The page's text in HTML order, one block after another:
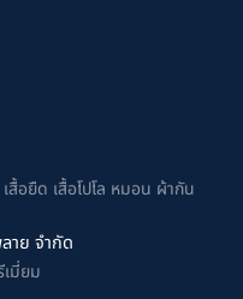
สื้อยืด เสื้อโปโล หมอน ผ้ากัน
าย จำกัด
มี่ยม